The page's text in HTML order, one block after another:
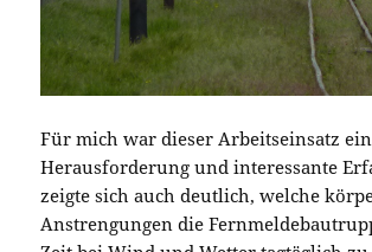
Für mich war dieser Arbeitseinsatz
Herausforderung und interessante
zeigte sich auch deutlich, welche
Anstrengungen die